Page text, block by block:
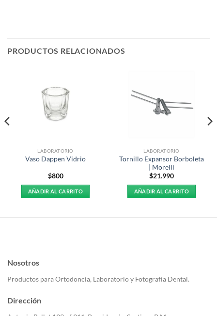
PRODUCTOS RELACIONADOS
LABORATORIO
Vaso Dappen Vidrio
$800
AÑADIR AL CARRITO
LABORATORIO
Tornillo Expansor Borboleta
| Morelli
$21.990
AÑADIR AL CARRITO
Nosotros
Productos para Ortodoncia, Laboratorio y Fotografía Dental.
Dirección